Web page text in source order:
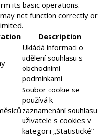
its basic operations.
not function correctly or
Description
Ukládá informaci o
udělení souhlasu s
obchodními
podmínkami
Soubor cookie se
používá k
zaznamenání souhlasu
uživatele s cookies v
kategorii „Statistické“